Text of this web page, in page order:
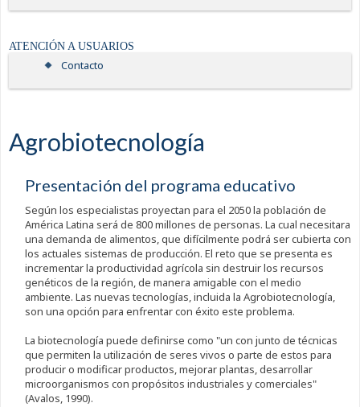
ATENCIÓN A USUARIOS
Contacto
Agrobiotecnología
Presentación del programa educativo
Según los especialistas proyectan para el 2050 la población de
América Latina será de 800 millones de personas. La cual necesitara
una demanda de alimentos, que difícilmente podrá ser cubierta con
los actuales sistemas de producción. El reto que se presenta es
incrementar la productividad agrícola sin destruir los recursos
genéticos de la región, de manera amigable con el medio
ambiente. Las nuevas tecnologías, incluida la Agrobiotecnología,
son una opción para enfrentar con éxito este problema.
La biotecnología puede definirse como "un con junto de técnicas
que permiten la utilización de seres vivos o parte de estos para
producir o modificar productos, mejorar plantas, desarrollar
microorganismos con propósitos industriales y comerciales"
(Avalos, 1990).